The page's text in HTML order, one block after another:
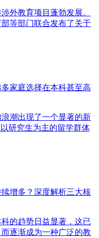
外教育项目蓬勃发展。
等部门联合发布了关于
家庭选择在本科甚至高
潮出现了一个显著的新
研究生为主的留学群体
增多？深度解析三大核
的趋势日益显著，这已
逐渐成为一种广泛的教